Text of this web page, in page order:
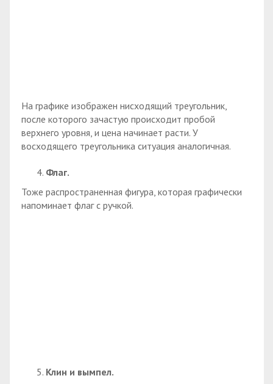
На графике изображен нисходящий треугольник,
после которого зачастую происходит пробой
верхнего уровня, и цена начинает расти. У
восходящего треугольника ситуация аналогичная.
Флаг.
Тоже распространенная фигура, которая графически
напоминает флаг с ручкой.
Клин и вымпел.